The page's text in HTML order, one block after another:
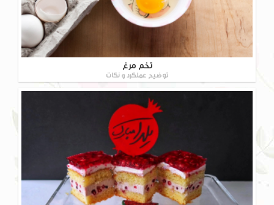
تخم مرغ
توضیح عملکرد و نکات